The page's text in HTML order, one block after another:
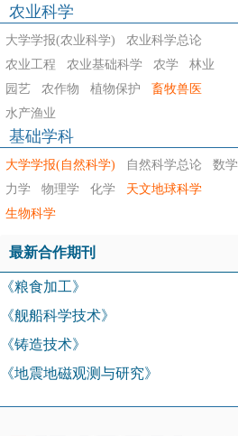
农业科学
大学学报(农业科学)
农业科学总论
农业工程
农业基础科学 农学
林业
园艺
农作物 植物保护
畜牧兽医
水产渔业
基础学科
大学学报(自然科学) 自然科学总论
数学
力学
物理学 化学
天文地球科学
生物科学
最新合作期刊
《粮食加工》
《舰船科学技术》
《铸造技术》
《地震地磁观测与研究》